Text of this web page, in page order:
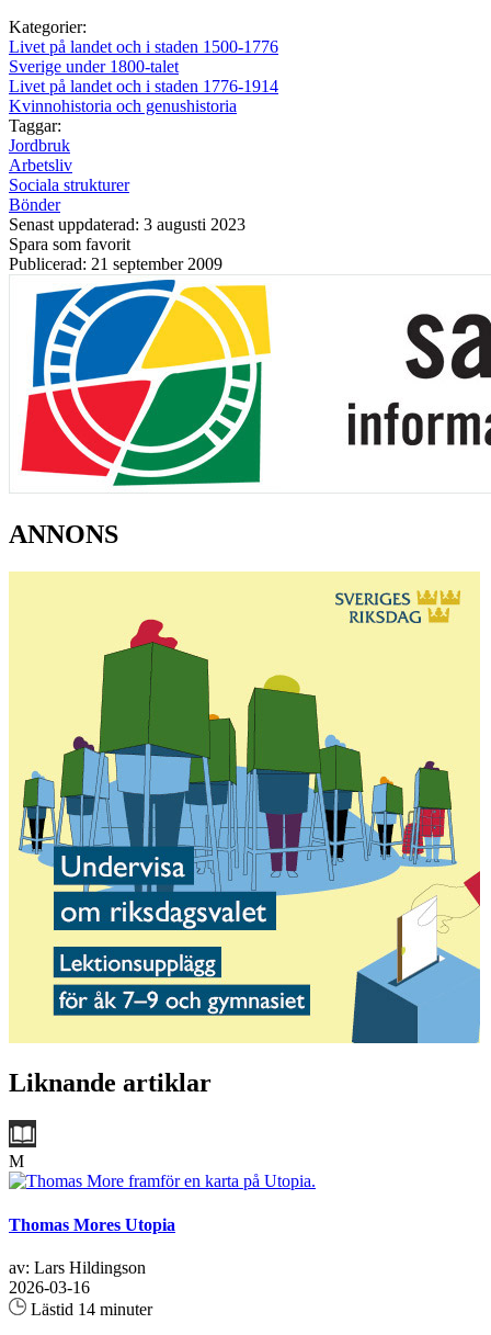
Kategorier:
Livet på landet och i staden 1500-1776
Sverige under 1800-talet
Livet på landet och i staden 1776-1914
Kvinnohistoria och genushistoria
Taggar:
Jordbruk
Arbetsliv
Sociala strukturer
Bönder
Senast uppdaterad: 3 augusti 2023
Spara som favorit
Publicerad: 21 september 2009
ANNONS
Liknande artiklar
M
Thomas Mores Utopia
av: Lars Hildingson
2026-03-16
Lästid 14 minuter